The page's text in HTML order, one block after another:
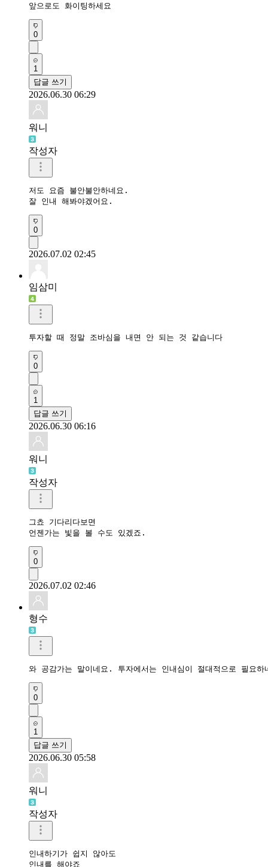
앞으로도 화이팅하세요
0
1
답글 쓰기
2026.06.30 06:29
워니
작성자
저도 요즘 불안불안하네요.
잘 인내 해봐야겠어요.
0
2026.07.02 02:45
임삼미
투자할 때 정말 조바심을 내면 안 되는 것 같습니다
0
1
답글 쓰기
2026.06.30 06:16
워니
작성자
그쵸 기다리다보면
언젠가는 빛을 볼 수도 있겠죠.
0
2026.07.02 02:46
형수
와 공감가는 말이네요. 투자에서는 인내심이 절대적으로 필요하
0
1
답글 쓰기
2026.06.30 05:58
워니
작성자
인내하기가 쉽지 않아도
인내를 해야죠